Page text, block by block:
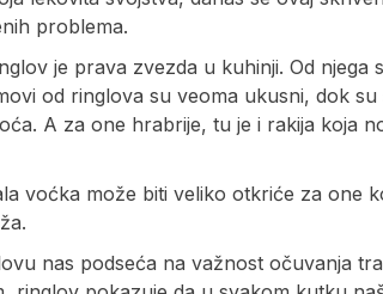
problema.
je prava zvezda u kuhinji. Od
od ringlova su veoma ukusni, dok
A za one hrabrije, tu je i rakija koja
voćka može biti veliko otkriće za one
nas podseća na važnost očuvanja